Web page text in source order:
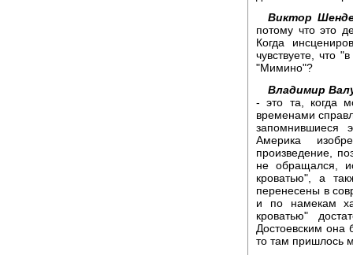
Виктор
потому что это
Когда
чувствуете, что
"Мимино"?
Владимир
- это та, когда
временами
запомнившиеся
Америка
произведение,
не обращался,
кроватью", а
перенесены в
и по намекам
кроватью"
Достоевским она
то там пришлось